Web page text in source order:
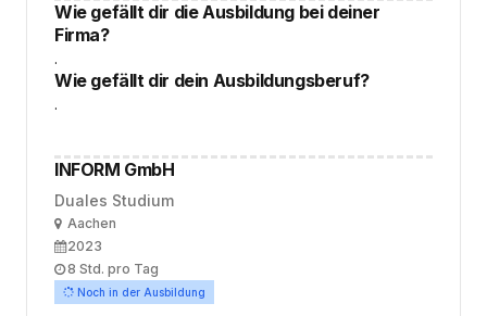
Wie gefällt dir die Ausbildung bei deiner
Firma?
.
Wie gefällt dir dein Ausbildungsberuf?
.
INFORM GmbH
Duales Studium
OrtAachen
Ausbildungsbeginn
2023
Arbeitszeit
8 Std. pro Tag
Noch in der Ausbildung